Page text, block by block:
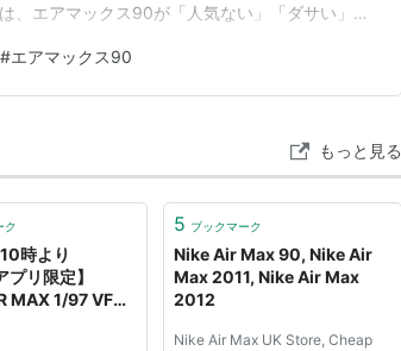
、エアマックス90が「人気ない」「ダサい」と
ないのか？ エアマックス90が「ダサい」と言
…
#エアマックス90
もっと見る
ク
時より
プリ限定】
MAX 1/97 VF
5 ブックマーク
Nike Air Max 90, Nike Air
Max 2011, Nike Air Max
2012
Nike Air Max UK Store, Cheap